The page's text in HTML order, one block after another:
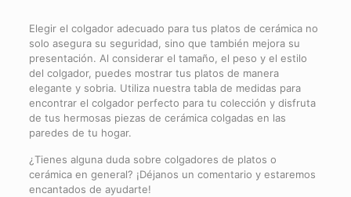
Elegir el colgador adecuado para tus platos de cerámica no
solo asegura su seguridad, sino que también mejora su
presentación. Al considerar el tamaño, el peso y el estilo
del colgador, puedes mostrar tus platos de manera
elegante y sobria. Utiliza nuestra tabla de medidas para
encontrar el colgador perfecto para tu colección y disfruta
de tus hermosas piezas de cerámica colgadas en las
paredes de tu hogar.
¿Tienes alguna duda sobre colgadores de platos o
cerámica en general? ¡Déjanos un comentario y estaremos
encantados de ayudarte!